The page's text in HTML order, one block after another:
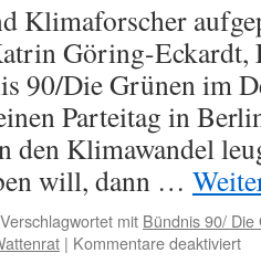
Klimaforscher
Göring-Eckardt,
90/Die Grünen im
Parteitag in
den Klimawandel
will, dann …
Verschlagwortet mit Bündnis 90/ Die
| Kommentare deaktiviertfür